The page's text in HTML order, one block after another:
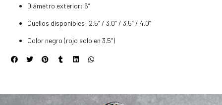
Diámetro exterior: 6”
Cuellos disponibles: 2.5” / 3.0” / 3.5” / 4.0”
Color negro (rojo solo en 3.5”)